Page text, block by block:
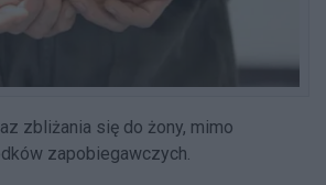
zbliżania się do żony, mimo
zapobiegawczych.